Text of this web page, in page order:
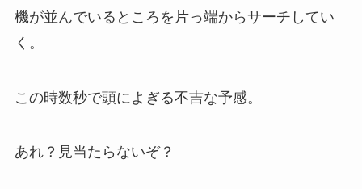
機が並んでいるところを片っ端からサーチしてい
く。
この時数秒で頭によぎる不吉な予感。
あれ？見当たらないぞ？